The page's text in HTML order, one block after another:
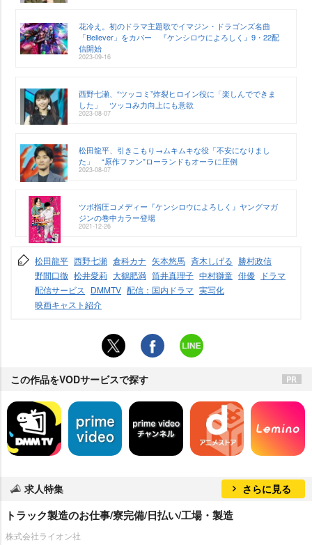
花冷え。初のドラマ主題歌でイマジン・ドラゴンズ名曲
「Believer」をカバー 『ケンシロウによろしく』9・22配
信開始
2023-09-16
西野七瀬、“ツッコミ”炸裂ヒロイン役に「楽しんでできま
した」 ツッコみ力向上にも意欲
2023-08-07
松田龍平、引きこもり→ムキムキな役「不安になりまし
た」 “原作ファン”ローランドもオーラに圧倒
2023-08-07
ツボ指圧コメディー『ケンシロウによろしく』ヤングマガ
ジンの巻中カラー登場
2021-12-26
松田龍平 西野七瀬 倉科カナ 矢本悠馬 斉木しげる 勝村政信
野間口徹 松井愛莉 大鶴肥満 筒井真理子 中村獅童 俳優
ドラマ
配信サービス
DMMTV 配信：国内ドラマ 実写化
映画キャスト紹介
この作品をVODサービスで探す
求人特集 さらに見る
トラック製造のお仕事/寮完備/日払い/工場・製造
株式会社ライオン社